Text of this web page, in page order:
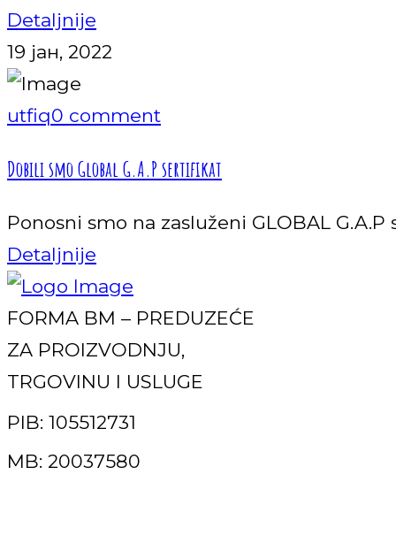
Detaljnije
19 јан, 2022
utfiq0 comment
Dobili smo Global G.A.P sertifikat
Ponosni smo na zasluženi GLOBAL G.A.P
Detaljnije
FORMA BM – PREDUZEĆE
ZA PROIZVODNJU,
TRGOVINU I USLUGE
PIB: 105512731
MB: 20037580